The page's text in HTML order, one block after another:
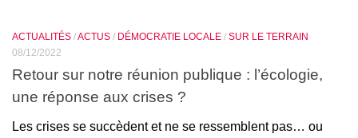
ACTUALITÉS /ACTUS / DÉMOCRATIE LOCALE / SUR LE TERRAIN
08/12/2022
Retour sur notre réunion publique : l’écologie,
une réponse aux crises ?
Les crises se succèdent et ne se ressemblent pas… ou